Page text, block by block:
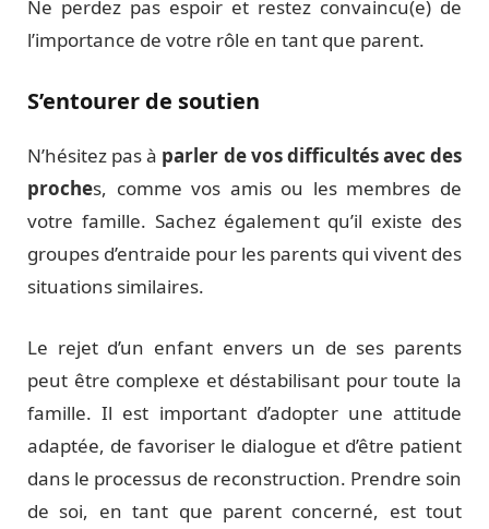
Ne perdez pas espoir et restez convaincu(e) de
l’importance de votre rôle en tant que parent.
S’entourer de soutien
N’hésitez pas à parler de vos difficultés avec des
proches, comme vos amis ou les membres de
votre famille. Sachez également qu’il existe des
groupes d’entraide pour les parents qui vivent des
situations similaires.
Le rejet d’un enfant envers un de ses parents
peut être complexe et déstabilisant pour toute la
famille. Il est important d’adopter une attitude
adaptée, de favoriser le dialogue et d’être patient
dans le processus de reconstruction. Prendre soin
de soi, en tant que parent concerné, est tout